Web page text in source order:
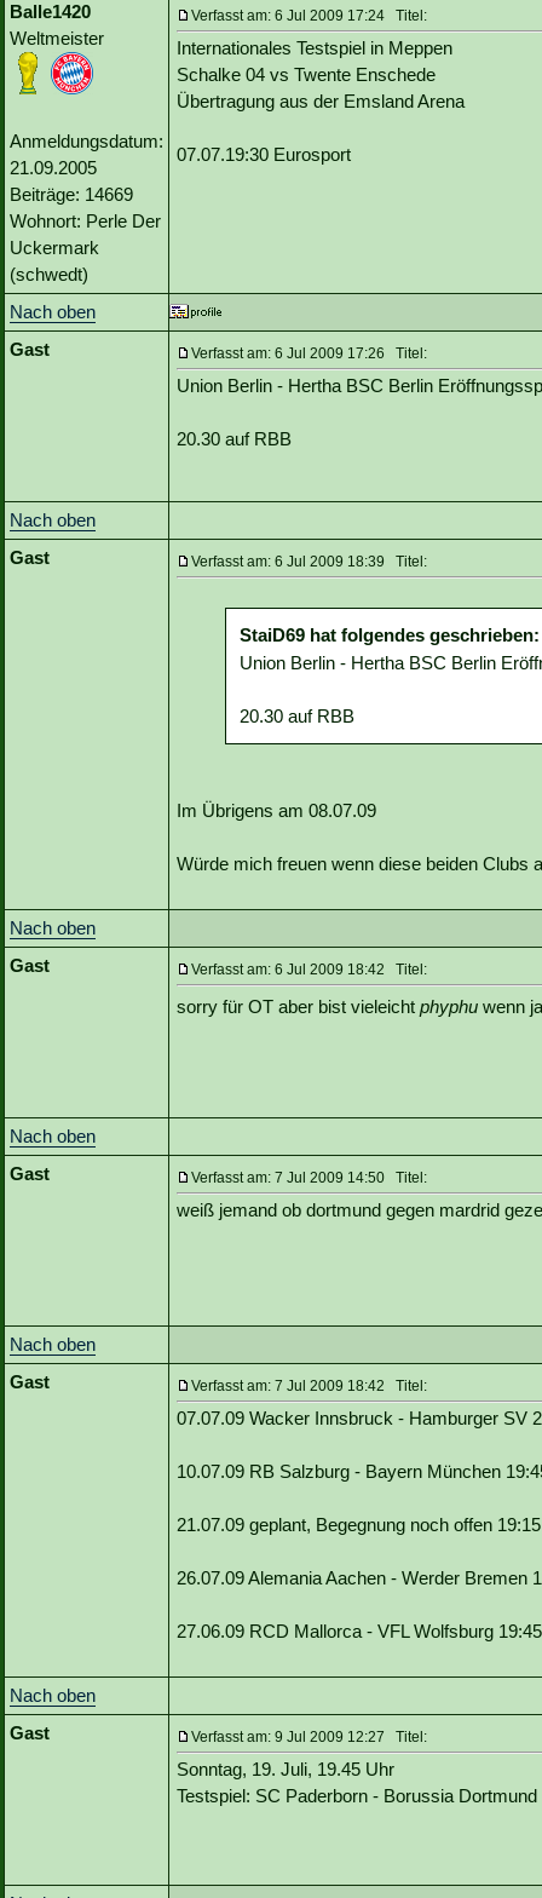
Balle1420
Weltmeister
Anmeldungsdatum:
21.09.2005
Beiträge: 14669
Wohnort: Perle Der
Uckermark
(schwedt)
Verfasst am: 6 Jul 2009 17:24 Titel:
Internationales Testspiel in Meppen
Schalke 04 vs Twente Enschede
Übertragung aus der Emsland Arena
07.07.19:30 Eurosport
Nach oben
Gast
Verfasst am: 6 Jul 2009 17:26 Titel:
Union Berlin - Hertha BSC Berlin
20.30 auf RBB
Nach oben
Gast
Verfasst am: 6 Jul 2009 18:39 Titel:
StaiD69 hat folgendes geschrieben:
Union Berlin - Hertha BSC Berlin
20.30 auf RBB
Im Übrigens am 08.07.09
Würde mich freuen wenn diese beiden Clubs
Nach oben
Gast
Verfasst am: 6 Jul 2009 18:42 Titel:
sorry für OT aber bist vieleicht phyphu wenn
Nach oben
Gast
Verfasst am: 7 Jul 2009 14:50 Titel:
weiß jemand ob dortmund gegen mardrid
Nach oben
Gast
Verfasst am: 7 Jul 2009 18:42 Titel:
07.07.09 Wacker Innsbruck - Hamburger SV
10.07.09 RB Salzburg - Bayern München
21.07.09 geplant, Begegnung noch offen
26.07.09 Alemania Aachen - Werder Bremen
27.06.09 RCD Mallorca - VFL Wolfsburg
Nach oben
Gast
Verfasst am: 9 Jul 2009 12:27 Titel:
Sonntag, 19. Juli, 19.45 Uhr
Testspiel: SC Paderborn - Borussia